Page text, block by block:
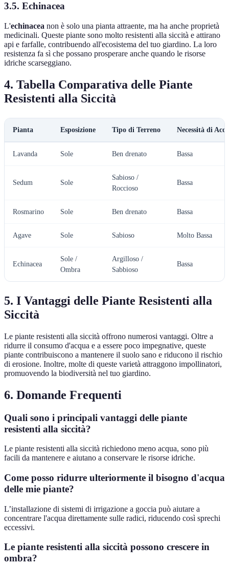
3.5. Echinacea
L'echinacea non è solo una pianta attraente, ma ha anche proprietà
medicinali. Queste piante sono molto resistenti alla siccità e attirano
api e farfalle, contribuendo all'ecosistema del tuo giardino. La loro
resistenza fa sì che possano prosperare anche quando le risorse
idriche scarseggiano.
4. Tabella Comparativa delle Piante
Resistenti alla Siccità
Pianta Esposizione Tipo di Terreno Necessità di
Lavanda Sole Ben drenato Bassa
Sedum Sole
Sabioso /
Roccioso
Bassa
Rosmarino Sole Ben drenato Bassa
Agave Sole Sabioso Molto Bassa
Echinacea
Sole /
Ombra
Argilloso /
Sabbioso
Bassa
5. I Vantaggi delle Piante Resistenti alla
Siccità
Le piante resistenti alla siccità offrono numerosi vantaggi. Oltre a
ridurre il consumo d'acqua e a essere poco impegnative, queste
piante contribuiscono a mantenere il suolo sano e riducono il rischio
di erosione. Inoltre, molte di queste varietà attraggono impollinatori,
promuovendo la biodiversità nel tuo giardino.
6. Domande Frequenti
Quali sono i principali vantaggi delle piante
resistenti alla siccità?
Le piante resistenti alla siccità richiedono meno acqua, sono più
facili da mantenere e aiutano a conservare le risorse idriche.
Come posso ridurre ulteriormente il bisogno d'acqua
delle mie piante?
L’installazione di sistemi di irrigazione a goccia può aiutare a
concentrare l'acqua direttamente sulle radici, riducendo così sprechi
eccessivi.
Le piante resistenti alla siccità possono crescere in
ombra?